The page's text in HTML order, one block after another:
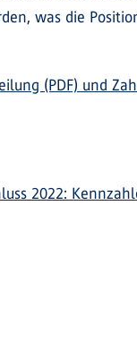
was die
(PDF) und
2022: